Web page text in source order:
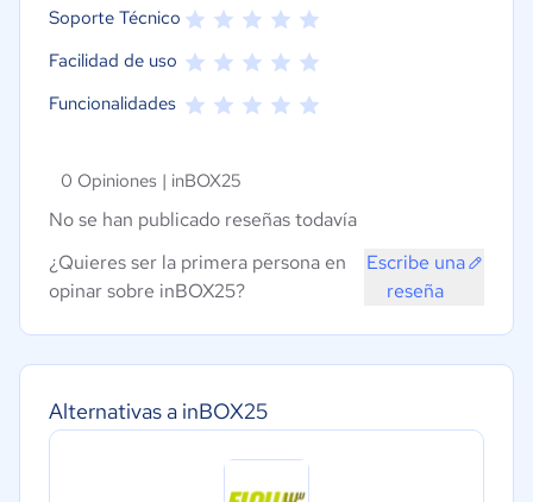
Alternativas a inBOX25
Soporte Técnico
Facilidad de uso
Funcionalidades
0 Opiniones | inBOX25
No se han publicado reseñas todavía
¿Quieres ser la primera persona en
opinar sobre inBOX25?
Escribe una
reseña